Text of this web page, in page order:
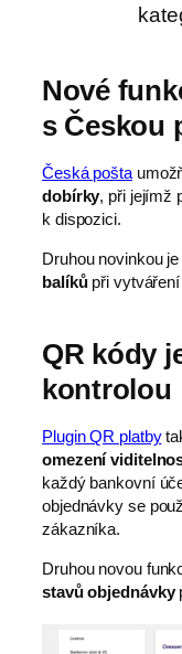
Nové
s Českou
Česká pošta
dobírky, při jejímž
k dispozici.
Druhou novinkou
balíkůpři vytváření
QR kódy
kontrolou
Plugin QR platby
omezení
každý bankovní
objednávky se
zákazníka.
Druhou novou
stavů objednávky